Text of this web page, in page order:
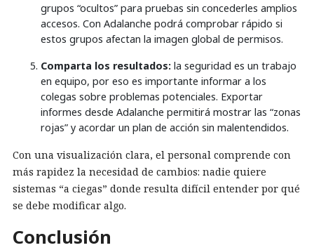
grupos “ocultos” para pruebas sin concederles amplios
accesos. Con Adalanche podrá comprobar rápido si
estos grupos afectan la imagen global de permisos.
Comparta los resultados: la seguridad es un trabajo
en equipo, por eso es importante informar a los
colegas sobre problemas potenciales. Exportar
informes desde Adalanche permitirá mostrar las “zonas
rojas” y acordar un plan de acción sin malentendidos.
Con una visualización clara, el personal comprende con
más rapidez la necesidad de cambios: nadie quiere
sistemas “a ciegas” donde resulta difícil entender por qué
se debe modificar algo.
Conclusión